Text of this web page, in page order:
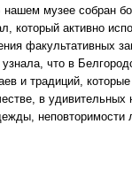
музее собран
который активно
факультативных
что в
и традиций,
в удивительных
неповторимости